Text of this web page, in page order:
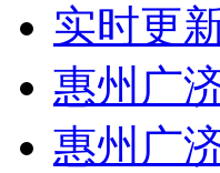
实时更
惠州广
惠州广